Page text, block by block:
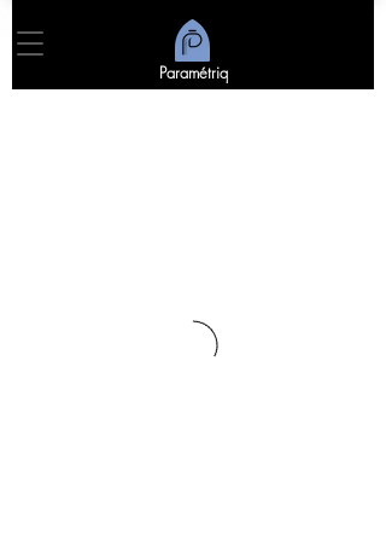
Paramétriq